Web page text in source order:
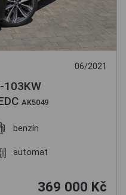
06/2021
103KW
AK5049
benzín
automat
369 000 Kč